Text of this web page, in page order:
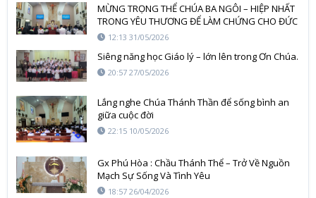
MỪNG TRỌNG THỂ CHÚA BA NGÔI – HIỆP NHẤT
TRONG YÊU THƯƠNG ĐỂ LÀM CHỨNG CHO ĐỨC
TIN12:13 31/05/2026
Siêng năng học Giáo lý – lớn lên trong Ơn Chúa.
20:57 27/05/2026
Lắng nghe Chúa Thánh Thần để sống bình an
giữa cuộc đời
22:15 10/05/2026
Gx Phú Hòa : Chầu Thánh Thể – Trở Về Nguồn
Mạch Sự Sống Và Tình Yêu
18:57 26/04/2026